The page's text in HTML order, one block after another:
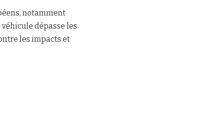
notamment
dépasse les
les impacts et